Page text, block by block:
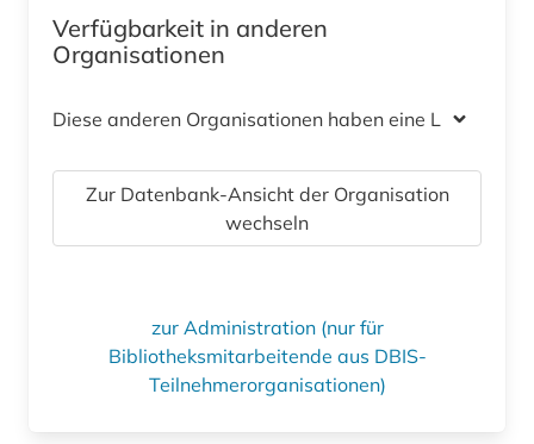
Verfügbarkeit in anderen
Organisationen
Diese anderen Organisationen haben eine Lizenz
Zur Datenbank-Ansicht der Organisation
wechseln
zur Administration (nur für
Bibliotheksmitarbeitende aus DBIS-
Teilnehmerorganisationen)